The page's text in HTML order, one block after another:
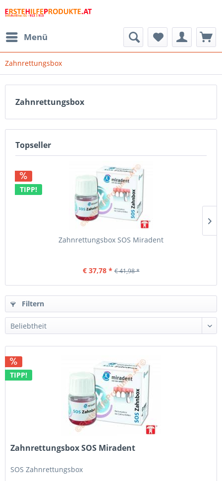
Menü
Zahnrettungsbox
Zahnrettungsbox
Topseller
TIPP!
Zahnrettungsbox SOS Miradent
€ 37,78 * € 41,98 *
Filtern
TIPP!
Zahnrettungsbox SOS Miradent
SOS Zahnrettungsbox